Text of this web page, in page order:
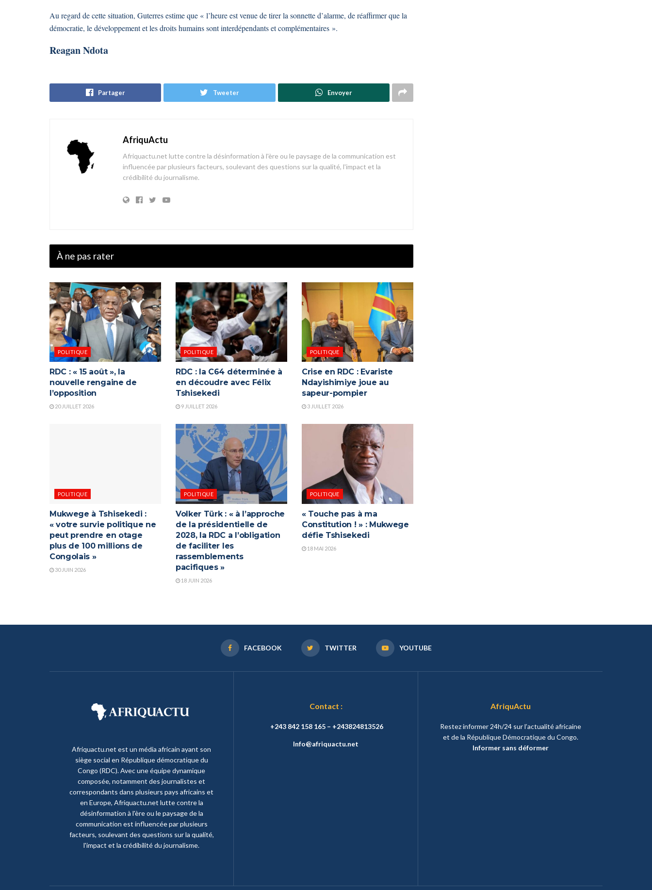
Au regard de cette situation, Guterres estime que « l’heure est venue de tirer la sonnette d’alarme, de réaffirmer que la
démocratie, le développement et les droits humains sont interdépendants et complémentaires ».
Reagan Ndota
Partager Tweeter Envoyer
AfriquActu
Afriquactu.net lutte contre la désinformation à l'ère ou le paysage de la communication est
influencée par plusieurs facteurs, soulevant des questions sur la qualité, l'impact et la
crédibilité du journalisme.
À ne pas rater
POLITIQUE
RDC : « 15 août », la
nouvelle rengaine de
l’opposition
20 JUILLET 2026
POLITIQUE
RDC : la C64 déterminée à
en découdre avec Félix
Tshisekedi
9 JUILLET 2026
POLITIQUE
Crise en RDC : Evariste
Ndayishimiye joue au
sapeur-pompier
3 JUILLET 2026
POLITIQUE
Mukwege à Tshisekedi :
« votre survie politique ne
peut prendre en otage
plus de 100 millions de
Congolais »
30 JUIN 2026
POLITIQUE
Volker Türk : « à l’approche
de la présidentielle de
2028, la RDC a l’obligation
de faciliter les
rassemblements
pacifiques »
18 JUIN 2026
POLITIQUE
« Touche pas à ma
Constitution ! » : Mukwege
défie Tshisekedi
18 MAI 2026
FACEBOOK TWITTER YOUTUBE
Afriquactu.net est un média africain ayant son
siège social en République démocratique du
Congo (RDC). Avec une équipe dynamique
composée, notamment des journalistes et
correspondants dans plusieurs pays africains et
en Europe, Afriquactu.net lutte contre la
désinformation à l'ère ou le paysage de la
communication est influencée par plusieurs
facteurs, soulevant des questions sur la qualité,
l'impact et la crédibilité du journalisme.
Contact :
+243 842 158 165 – +243824813526
Info@afriquactu.net
AfriquActu
Restez informer 24h/24 sur l’actualité africaine
et de la République Démocratique du Congo.
Informer sans déformer